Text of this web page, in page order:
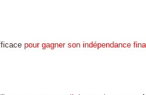
pour gagner son indépendance